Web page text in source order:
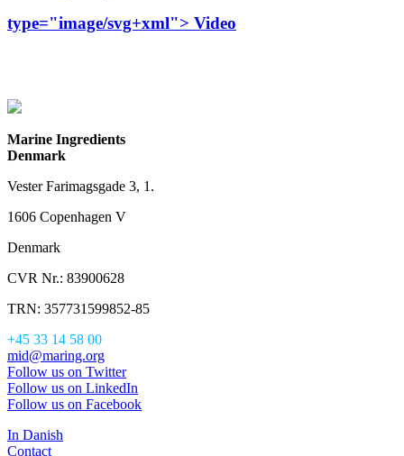
type="image/svg+xml"> Video
Marine Ingredients
Denmark
Vester Farimagsgade 3, 1.
1606 Copenhagen V
Denmark
CVR Nr.: 83900628
TRN: 357731599852-85
+45 33 14 58 00
mid@maring.org
Follow us on Twitter
Follow us on LinkedIn
Follow us on Facebook
In Danish
Contact